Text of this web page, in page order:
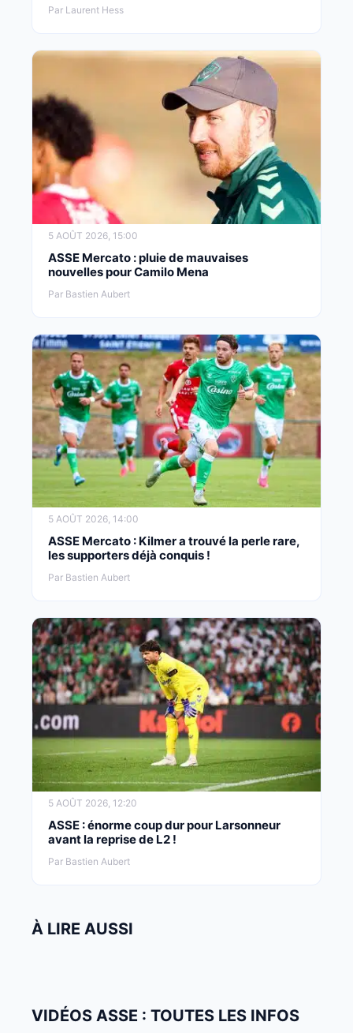
Par Laurent Hess
5 AOÛT 2026, 15:00
ASSE Mercato : pluie de mauvaises
nouvelles pour Camilo Mena
Par Bastien Aubert
5 AOÛT 2026, 14:00
ASSE Mercato : Kilmer a trouvé la perle rare,
les supporters déjà conquis !
Par Bastien Aubert
5 AOÛT 2026, 12:20
ASSE : énorme coup dur pour Larsonneur
avant la reprise de L2 !
Par Bastien Aubert
À LIRE AUSSI
VIDÉOS ASSE : TOUTES LES INFOS